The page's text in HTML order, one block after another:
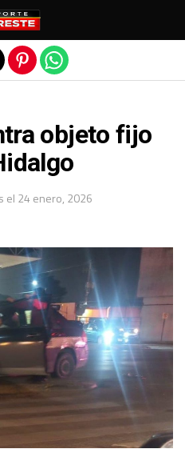
objeto fijo
el 24 enero, 2026
móvil